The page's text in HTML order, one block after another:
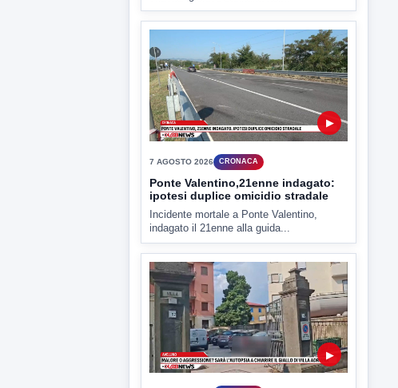
7 AGOSTO 2026 ATTUALITÀ
Miasmi e Calore, l'ASL parla
attraverso il Comune
Nessuna nuova moria di pesci e nessuna
criticità igienico-sanitaria nel...
7 AGOSTO 2026 CRONACA
Ponte Valentino,21enne indagato:
ipotesi duplice omicidio stradale
Incidente mortale a Ponte Valentino,
indagato il 21enne alla guida...